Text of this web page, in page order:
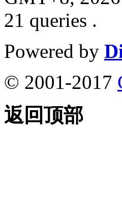
21 queries .
Powered by
© 2001-2017
返回顶部